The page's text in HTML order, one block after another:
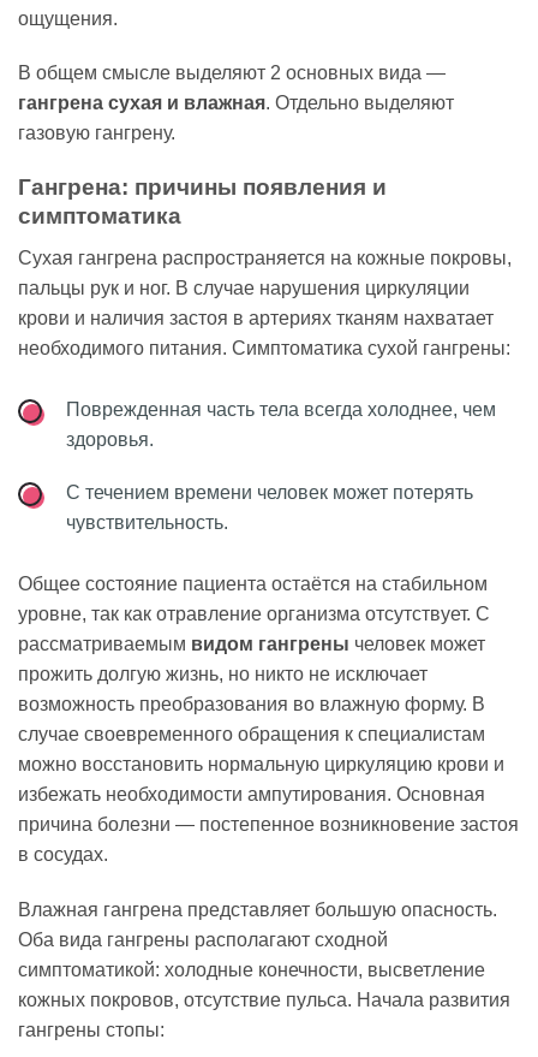
ощущения.
В общем смысле выделяют 2 основных вида —
гангрена сухая и влажная. Отдельно выделяют
газовую гангрену.
Гангрена: причины появления и
симптоматика
Сухая гангрена распространяется на кожные покровы,
пальцы рук и ног. В случае нарушения циркуляции
крови и наличия застоя в артериях тканям нахватает
необходимого питания. Симптоматика сухой гангрены:
Поврежденная часть тела всегда холоднее, чем
здоровья.
С течением времени человек может потерять
чувствительность.
Общее состояние пациента остаётся на стабильном
уровне, так как отравление организма отсутствует. С
рассматриваемым видом гангрены человек может
прожить долгую жизнь, но никто не исключает
возможность преобразования во влажную форму. В
случае своевременного обращения к специалистам
можно восстановить нормальную циркуляцию крови и
избежать необходимости ампутирования. Основная
причина болезни — постепенное возникновение застоя
в сосудах.
Влажная гангрена представляет большую опасность.
Оба вида гангрены располагают сходной
симптоматикой: холодные конечности, высветление
кожных покровов, отсутствие пульса. Начала развития
гангрены стопы: